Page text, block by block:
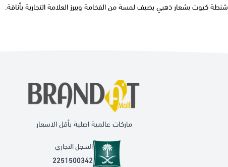
شنطة كيوت بشعار ذهبي يضيف لمسة من الفخامة ويبرز العلامة التجارية بأناقة.
ماركات عالمية اصلية بأقل الاسعار
السجل التجاري
2251500342